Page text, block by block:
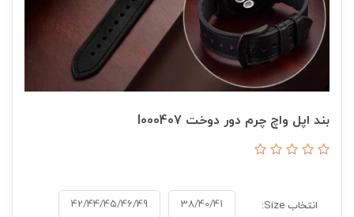
بند اپل واچ چرم دور دوخت I000407
انتخاب Size: 38/40/41
42/44/45/46/49